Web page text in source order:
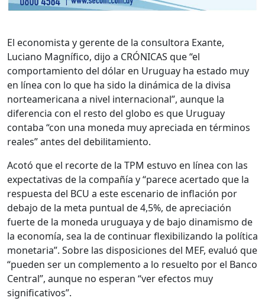
El economista y gerente de la consultora Exante,
Luciano Magnífico, dijo a CRÓNICAS que “el
comportamiento del dólar en Uruguay ha estado muy
en línea con lo que ha sido la dinámica de la divisa
norteamericana a nivel internacional”, aunque la
diferencia con el resto del globo es que Uruguay
contaba “con una moneda muy apreciada en términos
reales” antes del debilitamiento.
Acotó que el recorte de la TPM estuvo en línea con las
expectativas de la compañía y “parece acertado que la
respuesta del BCU a este escenario de inflación por
debajo de la meta puntual de 4,5%, de apreciación
fuerte de la moneda uruguaya y de bajo dinamismo de
la economía, sea la de continuar flexibilizando la política
monetaria”. Sobre las disposiciones del MEF, evaluó que
“pueden ser un complemento a lo resuelto por el Banco
Central”, aunque no esperan “ver efectos muy
significativos”.